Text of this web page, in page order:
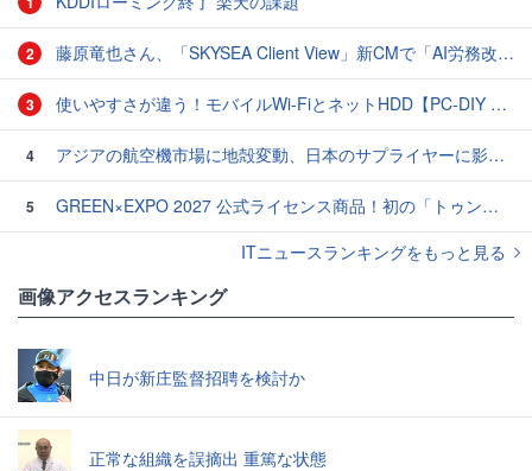
2 藤原竜也さん、「SKYSEA Client View」新CMで「AI労務改善」をアピール 働き方をAIが分析したら「すぐに休んで」と言われる？
3 使いやすさが違う！モバイルWi-FiとネットHDD【PC-DIY 秋の陣】
4 アジアの航空機市場に地殻変動、日本のサプライヤーに影響も
5
GREEN×EXPO 2027 公式ライセンス商品！初の「トゥンクトゥンク」公式LINEスタンプ、販売開始
ITニュースランキングをもっと見る
画像アクセスランキング
中日が新庄監督招聘を検討か
正常な組織を誤摘出 重篤な状態